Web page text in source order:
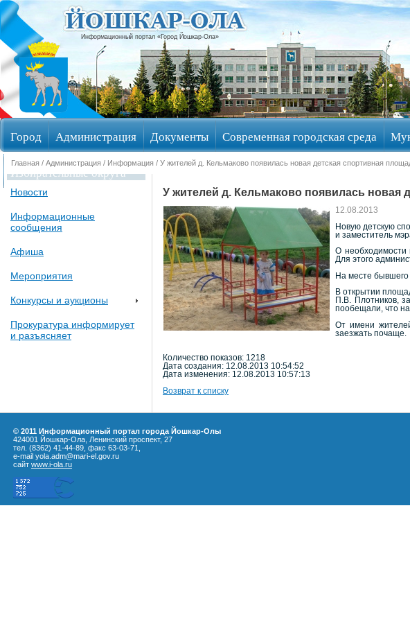
Информационный портал «Город Йошкар-Ола»
Город Администрация Документы Современная городская среда
Избирательные округа
Главная / Администрация / Информация / У жителей д. Кельмаково появилась новая детская спортивная
Новости
Информационные
сообщения
Афиша
Мероприятия
Конкурсы и аукционы
Прокуратура информирует
и разъясняет
У жителей д. Кельмаково появилась новая
12.08.2013
Новую детскую
и заместитель
О необходимости
Для этого
На месте бывшего
В открытии
П.В. Плотников,
пообещали, что
От имени
заезжать почаще.
Количество показов: 1218
Дата создания: 12.08.2013 10:54:52
Дата изменения: 12.08.2013 10:57:13
Возврат к списку
© 2011 Информационный портал города Йошкар-Олы
424001 Йошкар-Ола, Ленинский проспект, 27
тел. (8362) 41-44-89, факс 63-03-71,
e-mail yola.adm@mari-el.gov.ru
сайт www.i-ola.ru